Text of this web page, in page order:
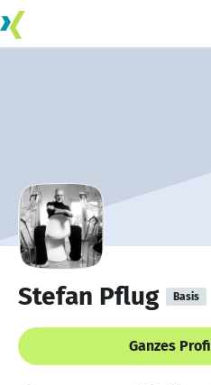
Stefan Pflug Basis
Ganzes